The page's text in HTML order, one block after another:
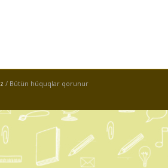
/ Bütün hüquqlar qorunur